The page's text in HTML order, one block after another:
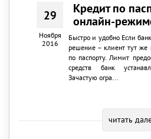
29
Ноября
2016
Кредит по
онлайн-
Быстро и удобно Если
решение – клиент тут же
по паспорту. Лимит
средств банк
Зачастую огра...
читать